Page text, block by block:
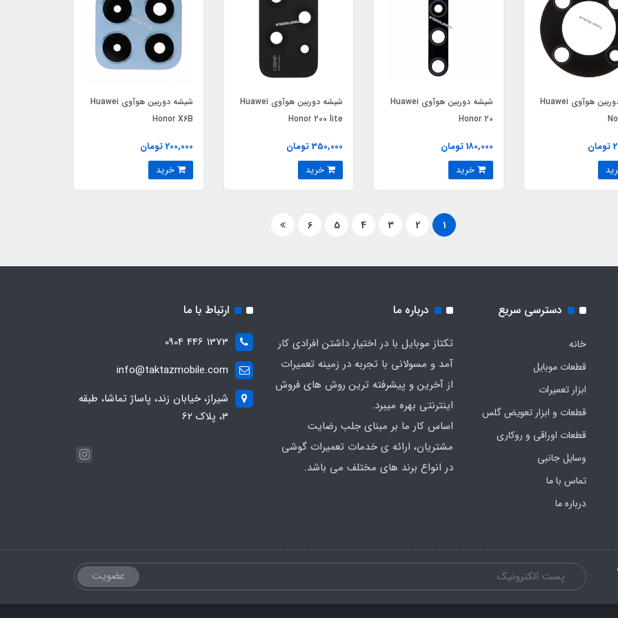
شیشه دوربین هوآوی Huawei
شیشه دوربین هوآوی Huawei
Honor 20
180,000 تومان
خرید
شیشه دوربین هوآوی Huawei
Honor 200 lite
350,000 تومان
شیشه دوربین هوآوی Huawei
Honor X6B
200,000 تومان
خرید
1
2
3
4
5
6
دسترسی سریع
خانه
قطعات موبایل
ابزار تعمیرات
قطعات و ابزار تعویض گلس
قطعات اوراقی و روکاری
وسایل جانبی
تماس با ما
درباره ما
درباره ما
تکتاز موبایل با در اختیار داشتن افرادی کار
آمد و مسولانی با تجربه در زمینه تعمیرات
از آخرین و پیشرفته ترین روش های فروش
اینترنتی بهره میبرد.
اساس کار ما بر مبنای جلب رضایت
مشتریان، ارائه ی خدمات تعمیرات گوشی
در انواع برند های مختلف می باشد.
ارتباط با ما
1373 446 0904
info@taktazmobile.com
شیراز، خیابان زند، پاساژ تماشا، طبقه
3، پلاک 62
عضویت